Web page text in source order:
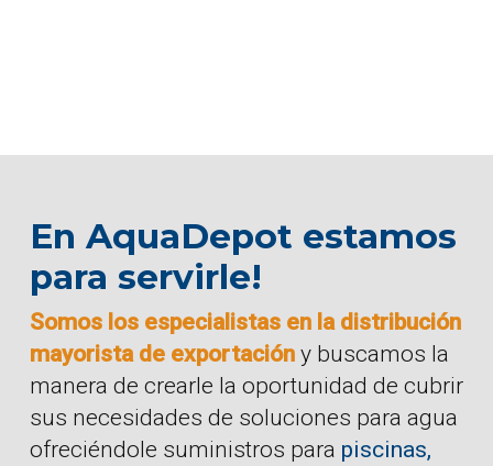
En AquaDepot estamos
para servirle!
Somos los especialistas en la distribución
mayorista de exportacióny buscamos la
manera de crearle la oportunidad de cubrir
sus necesidades de soluciones para agua
ofreciéndole suministros para piscinas,